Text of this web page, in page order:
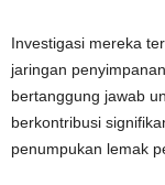
Investigasi mereka
jaringan
bertanggung jawab
berkontribusi
penumpukan lemak